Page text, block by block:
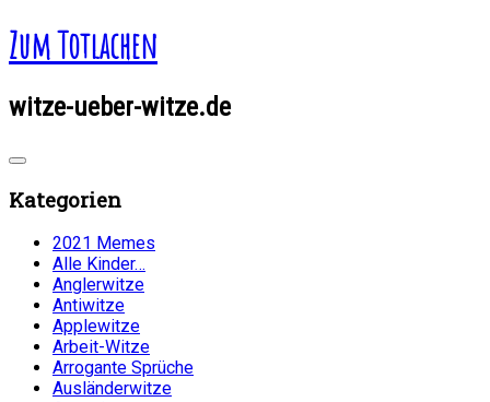
Zum Totlachen
witze-ueber-witze.de
Kategorien
2021 Memes
Alle Kinder…
Anglerwitze
Antiwitze
Applewitze
Arbeit-Witze
Arrogante Sprüche
Ausländerwitze